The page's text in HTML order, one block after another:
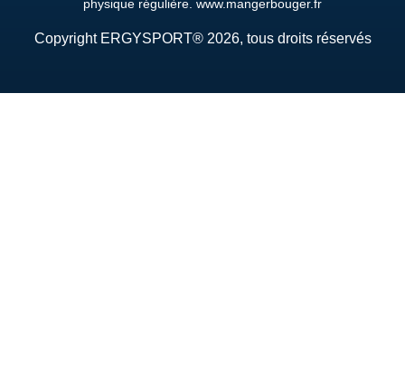
physique régulière. www.mangerbouger.fr
Copyright ERGYSPORT® 2026, tous droits réservés